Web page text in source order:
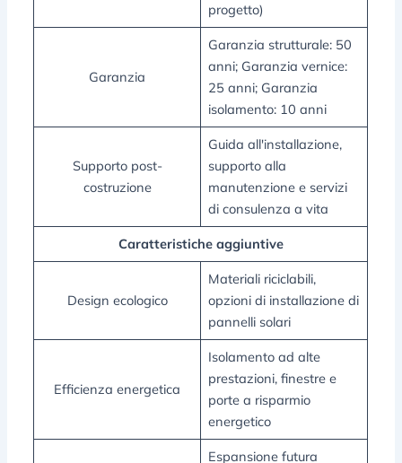
progetto)
Garanzia
Garanzia strutturale: 50
anni; Garanzia vernice:
25 anni; Garanzia
isolamento: 10 anni
Supporto post-
costruzione
Guida all'installazione,
supporto alla
manutenzione e servizi
di consulenza a vita
Caratteristiche aggiuntive
Design ecologico
Materiali riciclabili,
opzioni di installazione di
pannelli solari
Efficienza energetica
Isolamento ad alte
prestazioni, finestre e
porte a risparmio
energetico
Espansione futura